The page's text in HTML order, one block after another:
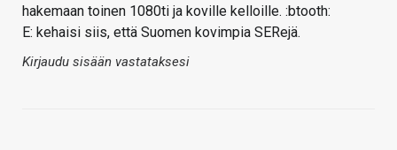
hakemaan toinen 1080ti ja koville kelloille. :btooth:
E: kehaisi siis, että Suomen kovimpia SERejä.
Kirjaudu sisään vastataksesi